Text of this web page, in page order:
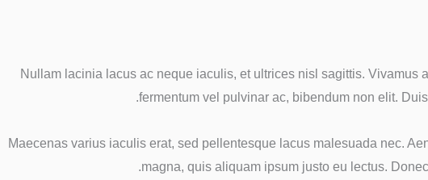
Nullam lacinia lacus ac neque iaculis, et ultrices nisl sagittis. Vivamus
fermentum vel pulvinar ac, bibendum non elit.
Maecenas varius iaculis erat, sed pellentesque lacus malesuada nec.
magna, quis aliquam ipsum justo eu lectus.